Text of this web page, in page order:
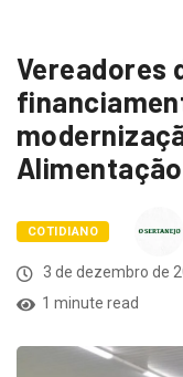
Vereadores
Alimentação
COTIDIANO
3 de dezembro de
1 minute read